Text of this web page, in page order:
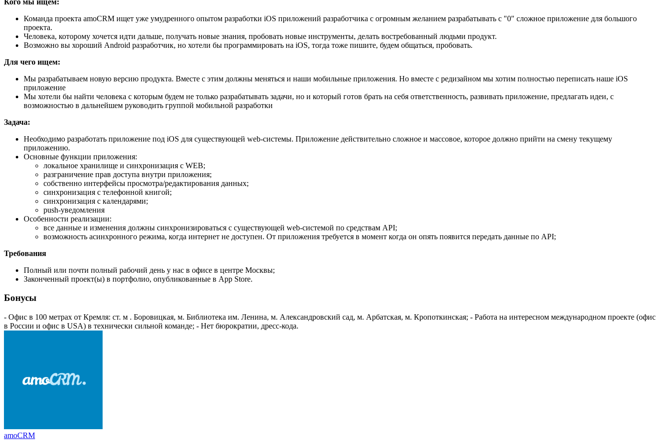
Команда проекта amoCRM ищет уже умудренного опытом разработки iOS приложений разработчика с огромным желанием разрабатывать с "0" сложное приложение для большого
проекта.
Человека, которому хочется идти дальше, получать новые знания, пробовать новые инструменты, делать востребованный людьми продукт.
Возможно вы хороший Android разработчик, но хотели бы программировать на iOS, тогда тоже пишите, будем общаться, пробовать.
Для чего ищем:
Мы разрабатываем новую версию продукта. Вместе с этим должны меняться и наши мобильные приложения. Но вместе с редизайном мы хотим полностью переписать наше iOS
приложение
Мы хотели бы найти человека с которым будем не только разрабатывать задачи, но и который готов брать на себя ответственность, развивать приложение, предлагать идеи, с
возможностью в дальнейшем руководить группой мобильной разработки
Задача:
Необходимо разработать приложение под iOS для существующей web-системы. Приложение действительно сложное и массовое, которое должно прийти на смену текущему
приложению.
Основные функции приложения:
локальное хранилище и синхронизация с WEB;
разграничение прав доступа внутри приложения;
собственно интерфейсы просмотра/редактирования данных;
синхронизация с телефонной книгой;
синхронизация с календарями;
push-уведомления
Особенности реализации:
все данные и изменения должны синхронизироваться с существующей web-системой по средствам API;
возможность асинхронного режима, когда интернет не доступен. От приложения требуется в момент когда он опять появится передать данные по API;
Требования
Полный или почти полный рабочий день у нас в офисе в центре Москвы;
Законченный проект(ы) в портфолио, опубликованные в App Store.
Бонусы
- Офис в 100 метрах от Кремля: ст. м . Боровицкая, м. Библиотека им. Ленина, м. Александровский сад, м. Арбатская, м. Кропоткинская; - Работа на интересном международном проекте (офис
в России и офис в USA) в технически сильной команде; - Нет бюрократии, дресс-кода.
amoCRM